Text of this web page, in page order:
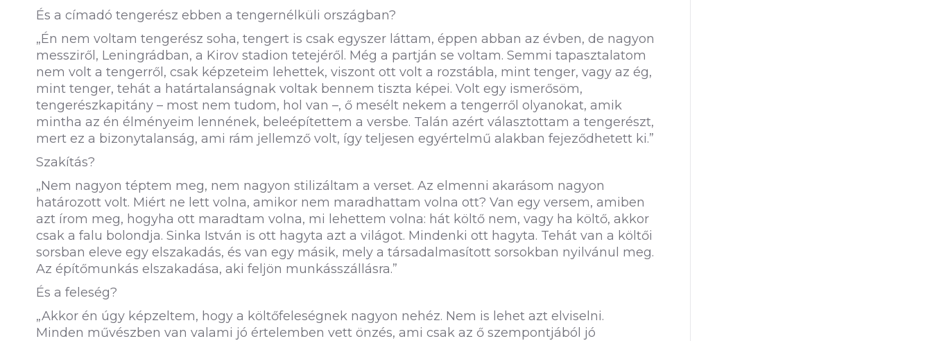
És a címadó tengerész ebben a tengernélküli országban?
„Én nem voltam tengerész soha, tengert is csak egyszer láttam, éppen abban az évben, de nagyon
messziről, Leningrádban, a Kirov stadion tetejéről. Még a partján se voltam. Semmi tapasztalatom
nem volt a tengerről, csak képzeteim lehettek, viszont ott volt a rozstábla, mint tenger, vagy az ég,
mint tenger, tehát a határtalanságnak voltak bennem tiszta képei. Volt egy ismerősöm,
tengerészkapitány – most nem tudom, hol van –, ő mesélt nekem a tengerről olyanokat, amik
mintha az én élményeim lennének, beleépítettem a versbe. Talán azért választottam a tengerészt,
mert ez a bizonytalanság, ami rám jellemző volt, így teljesen egyértelmű alakban fejeződhetett ki.”
Szakítás?
„Nem nagyon téptem meg, nem nagyon stilizáltam a verset. Az elmenni akarásom nagyon
határozott volt. Miért ne lett volna, amikor nem maradhattam volna ott? Van egy versem, amiben
azt írom meg, hogyha ott maradtam volna, mi lehettem volna: hát költő nem, vagy ha költő, akkor
csak a falu bolondja. Sinka István is ott hagyta azt a világot. Mindenki ott hagyta. Tehát van a költői
sorsban eleve egy elszakadás, és van egy másik, mely a társadalmasított sorsokban nyilvánul meg.
Az építőmunkás elszakadása, aki feljön munkásszállásra.”
És a feleség?
„Akkor én úgy képzeltem, hogy a költőfeleségnek nagyon nehéz. Nem is lehet azt elviselni.
Minden művészben van valami jó értelemben vett önzés, ami csak az ő szempontjából jó